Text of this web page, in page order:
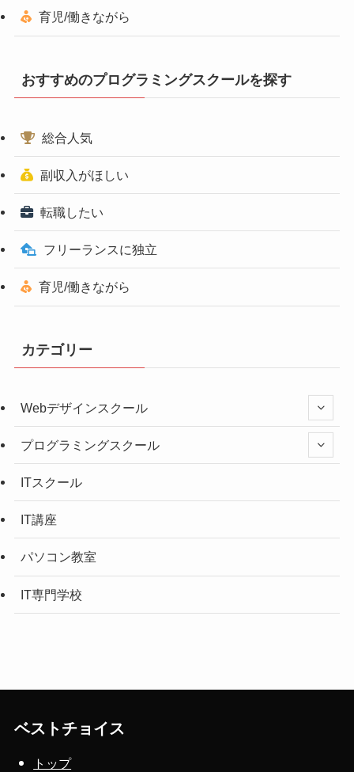
育児/働きながら
おすすめのプログラミングスクールを探す
総合人気
副収入がほしい
転職したい
フリーランスに独立
育児/働きながら
カテゴリー
Webデザインスクール
プログラミングスクール
ITスクール
IT講座
パソコン教室
IT専門学校
ベストチョイス
トップ